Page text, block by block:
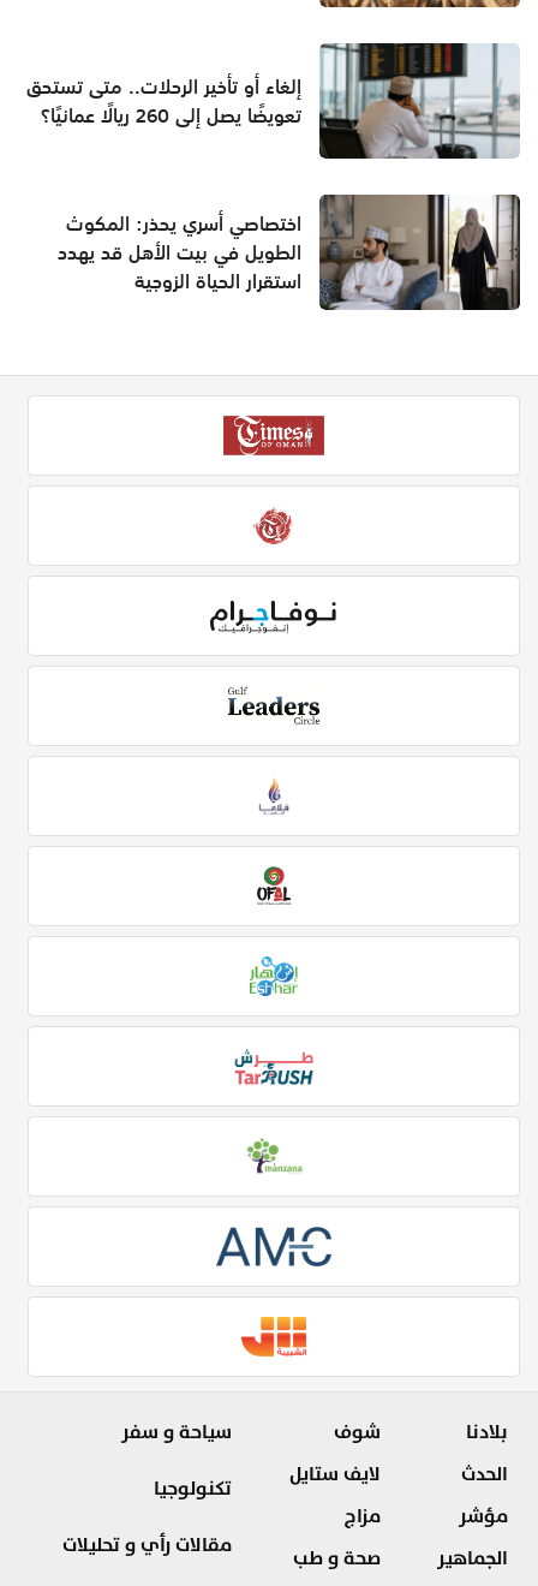
إلغاء أو تأخير الرحلات.. متى تستحق
تعويضًا يصل إلى 260 ريالًا عمانيًا؟
اختصاصي أسري يحذر: المكوث
الطويل في بيت الأهل قد يهدد
استقرار الحياة الزوجية
بلادنا
الحدث
مؤشر
الجماهير
شوف
لايف ستايل
مزاج
صحة و طب
سياحة و سفر
تكنولوجيا
مقالات رأي و تحليلات